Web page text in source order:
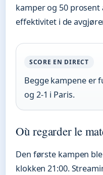
kamper og 50 prosent
effektivitet i de
SCORE EN DIRECT
Begge kampene er
og 2-1 i Paris.
Où regarder le
Den første kampen
klokken 21:00.